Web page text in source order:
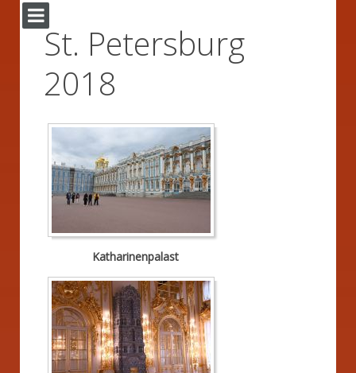
St. Petersburg
2018
Katharinenpalast